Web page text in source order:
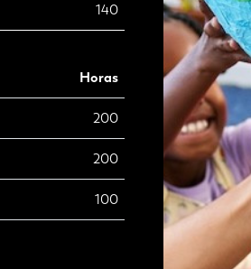
140
Horas
200
200
100